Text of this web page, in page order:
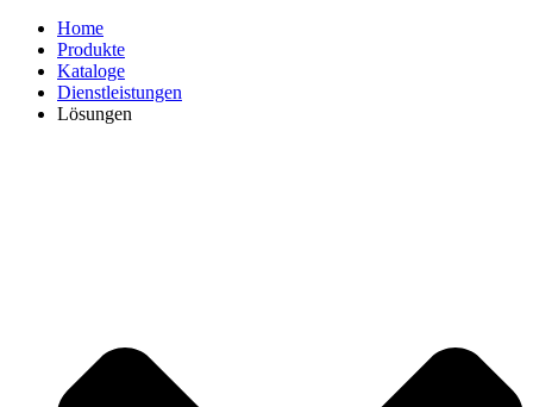
Home
Produkte
Kataloge
Dienstleistungen
Lösungen